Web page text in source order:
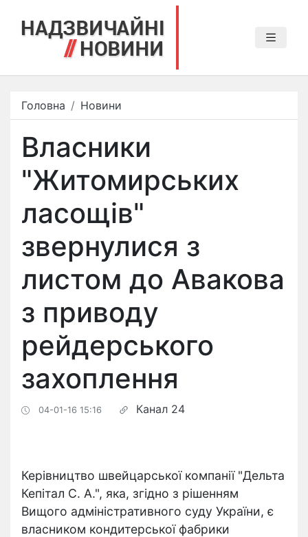
Головна Новини
Власники
"Житомирських
ласощів"
звернулися з
листом до Авакова
з приводу
рейдерського
захоплення
04-01-16 15:16 Канал 24
Керівництво швейцарської компанії "Дельта
Кепітал С. А.", яка, згідно з рішенням
Вищого адміністративного суду України, є
власником кондитерської фабрики